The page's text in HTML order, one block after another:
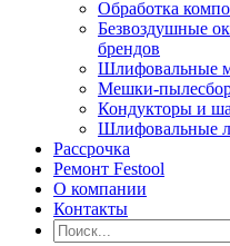
Обработка
Безвоздушные
брендов
Шлифовальные
Мешки-
Кондукторы и
Шлифовальные
Рассрочка
Ремонт Festool
О компании
Контакты